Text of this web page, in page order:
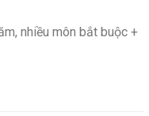
nhiều môn bắt buộc +